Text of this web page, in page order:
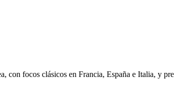
con focos clásicos en Francia, España e Italia, y